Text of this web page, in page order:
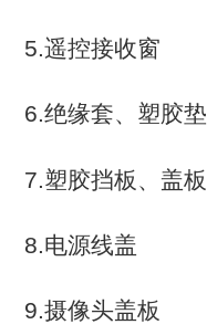
5.遥控接收窗
6.绝缘套、塑胶垫
7.塑胶挡板、盖板
8.电源线盖
9.摄像头盖板